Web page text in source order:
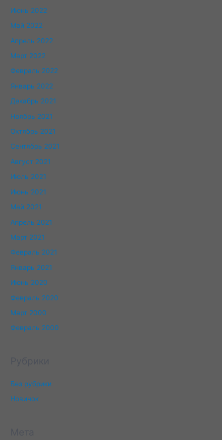
Июнь 2022
Май 2022
Апрель 2022
Март 2022
Февраль 2022
Январь 2022
Декабрь 2021
Ноябрь 2021
Октябрь 2021
Сентябрь 2021
Август 2021
Июль 2021
Июнь 2021
Май 2021
Апрель 2021
Март 2021
Февраль 2021
Январь 2021
Июнь 2020
Февраль 2020
Март 2000
Февраль 2000
Без рубрики
Новичок